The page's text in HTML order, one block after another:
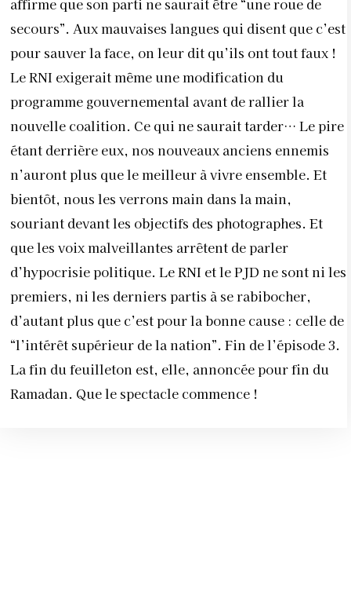
affirme que son parti ne saurait être “une roue de
secours”. Aux mauvaises langues qui disent que c’est
pour sauver la face, on leur dit qu’ils ont tout faux !
Le RNI exigerait même une modification du
programme gouvernemental avant de rallier la
nouvelle coalition. Ce qui ne saurait tarder… Le pire
étant derrière eux, nos nouveaux anciens ennemis
n’auront plus que le meilleur à vivre ensemble. Et
bientôt, nous les verrons main dans la main,
souriant devant les objectifs des photographes. Et
que les voix malveillantes arrêtent de parler
d’hypocrisie politique. Le RNI et le PJD ne sont ni les
premiers, ni les derniers partis à se rabibocher,
d’autant plus que c’est pour la bonne cause : celle de
“l’intérêt supérieur de la nation”. Fin de l’épisode 3.
La fin du feuilleton est, elle, annoncée pour fin du
Ramadan. Que le spectacle commence !